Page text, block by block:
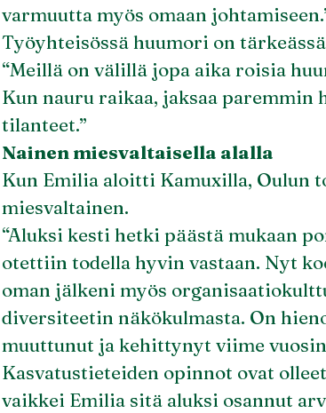
varmuutta myös omaan
Työyhteisössä huumori on
“Meillä on välillä jopa aika roisia
Kun nauru raikaa, jaksaa paremmin
tilanteet.”
Nainen miesvaltaisella alalla
Kun Emilia aloitti Kamuxilla, Oulun
miesvaltainen.
“Aluksi kesti hetki päästä mukaan
otettiin todella hyvin vastaan. Nyt
oman jälkeni myös
diversiteetin näkökulmasta. On
muuttunut ja kehittynyt viime
Kasvatustieteiden opinnot ovat
vaikkei Emilia sitä aluksi osannut